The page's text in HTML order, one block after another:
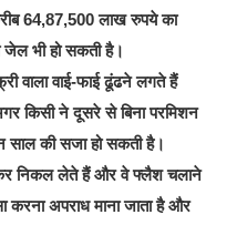
64,87,500 लाख रुपये का
जेल भी हो सकती है।
वाला वाई-फाई ढूंढने लगते हैं
किसी ने दूसरे से बिना परमिशन
साल की सजा हो सकती है।
निकल लेते हैं और वे फ्लैश चलाने
करना अपराध माना जाता है और